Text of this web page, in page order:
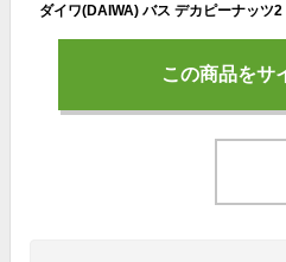
ダイワ(DAIWA) バス デカピーナッツ
この商品をサ